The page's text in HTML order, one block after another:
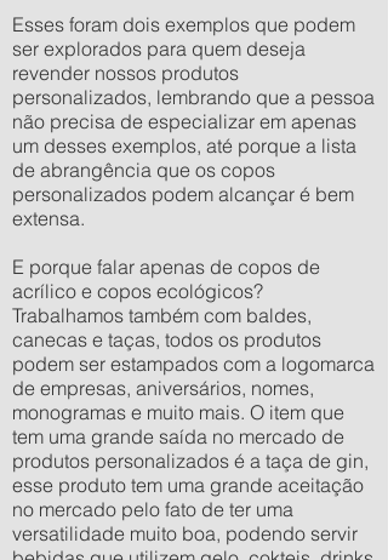
Esses foram dois exemplos que podem
ser explorados para quem deseja
revender nossos produtos
personalizados, lembrando que a pessoa
não precisa de especializar em apenas
um desses exemplos, até porque a lista
de abrangência que os copos
personalizados podem alcançar é bem
extensa.
E porque falar apenas de copos de
acrílico e copos ecológicos?
Trabalhamos também com baldes,
canecas e taças, todos os produtos
podem ser estampados com a logomarca
de empresas, aniversários, nomes,
monogramas e muito mais. O item que
tem uma grande saída no mercado de
produtos personalizados é a taça de gin,
esse produto tem uma grande aceitação
no mercado pelo fato de ter uma
versatilidade muito boa, podendo servir